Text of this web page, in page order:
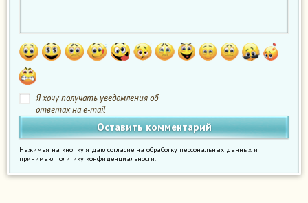
Я хочу получать уведомления об
ответах на e-mail
Нажимая на кнопку я даю согласие на обработку персональных данных и
принимаю политику конфиденциальности.